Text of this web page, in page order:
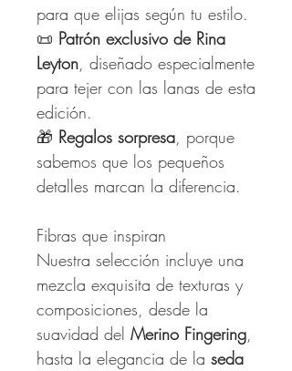
para que elijas según tu estilo.
📜 Patrón exclusivo de Rina
Leyton, diseñado especialmente
para tejer con las lanas de esta
edición.
🎁 Regalos sorpresa, porque
sabemos que los pequeños
detalles marcan la diferencia.
Fibras que inspiran
Nuestra selección incluye una
mezcla exquisita de texturas y
composiciones, desde la
suavidad del Merino Fingering,
hasta la elegancia de la seda